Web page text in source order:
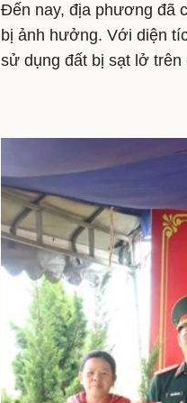
Đến nay, địa phương đã
bị ảnh hưởng. Với diện
sử dụng đất bị sạt lở